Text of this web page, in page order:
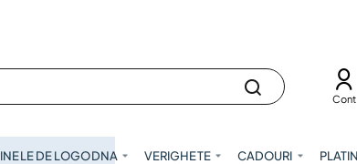
Cont
INELE DE LOGODNA VERIGHETE CADOURI